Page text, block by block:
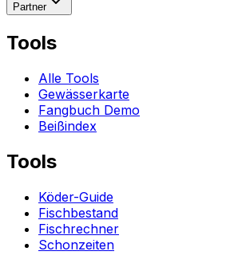
Partner
Tools
Alle Tools
Gewässerkarte
Fangbuch Demo
Beißindex
Tools
Köder-Guide
Fischbestand
Fischrechner
Schonzeiten